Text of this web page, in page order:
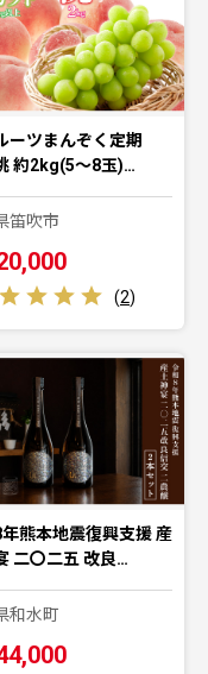
ーツまんぞく定期
約2kg(5～8玉)…
笛吹市
(2)
熊本地震復興支援 産
二〇二五 改良…
和水町